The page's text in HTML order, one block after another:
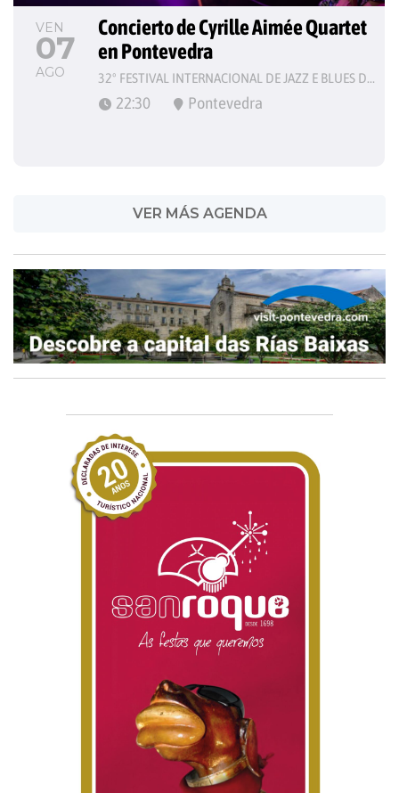
VEN
07
AGO
Concierto de Cyrille Aimée Quartet
en Pontevedra
32º FESTIVAL INTERNACIONAL DE JAZZ E BLUES DE PONTEVEDRA
22:30 Pontevedra
VER MÁS AGENDA